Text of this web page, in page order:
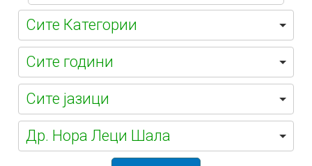
Др. Нора Леци Шала